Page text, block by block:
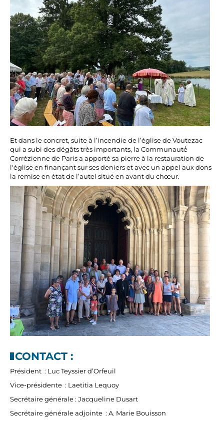
Et dans le concret, suite à l’incendie de l’église de Voutezac
qui a subi des dégâts très importants, la Communauté́
Corrézienne de Paris a apporté sa pierre à la restauration de
l'église en finançant sur ses deniers et avec un appel aux dons
la remise en état de l’autel situé en avant du chœur.
CONTACT :
Président : Luc Teyssier d’Orfeuil
Vice-présidente : Laetitia Lequoy
Secrétaire générale : Jacqueline Dusart
Secrétaire générale adjointe : A. Marie Bouisson